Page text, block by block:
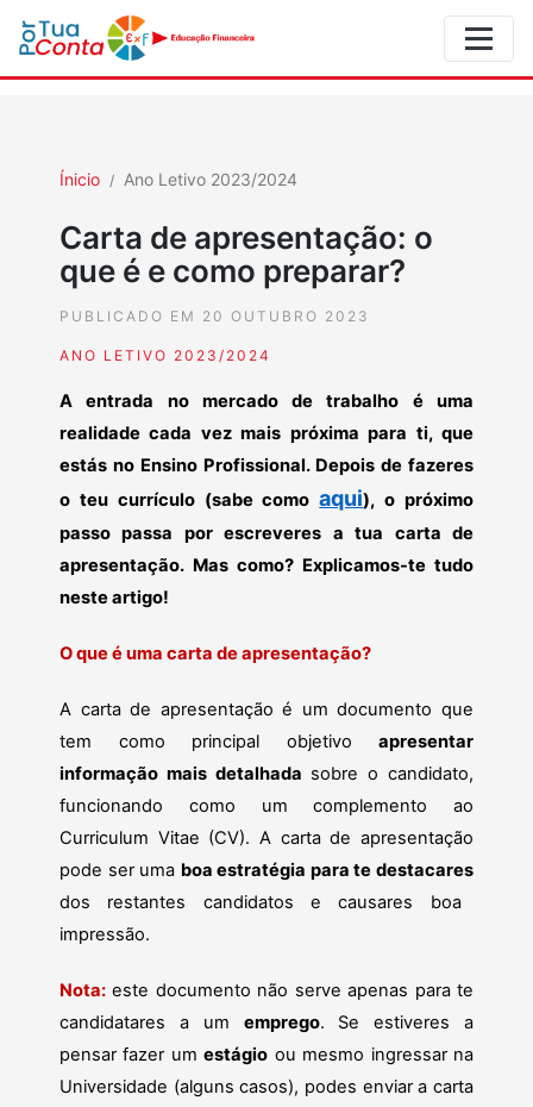
Ínicio Ano Letivo 2023/2024
Carta de apresentação: o
que é e como preparar?
PUBLICADO EM 20 OUTUBRO 2023
ANO LETIVO 2023/2024
A entrada no mercado de trabalho é uma
realidade cada vez mais próxima para ti, que
estás no Ensino Profissional. Depois de fazeres
o teu currículo (sabe comoaqui), o próximo
passo passa por escreveres a tua carta de
apresentação. Mas como? Explicamos-te tudo
neste artigo!
O que é uma carta de apresentação?
A carta de apresentação é um documento que
tem como principal objetivo apresentar
informação mais detalhada sobre o candidato,
funcionando como um complemento ao
Curriculum Vitae (CV). A carta de apresentação
pode ser uma boa estratégia para te destacares
dos restantes candidatos e causares boa
impressão.
Nota: este documento não serve apenas para te
candidatares a um emprego. Se estiveres a
pensar fazer umestágio ou mesmo ingressar na
Universidade (alguns casos), podes enviar a carta